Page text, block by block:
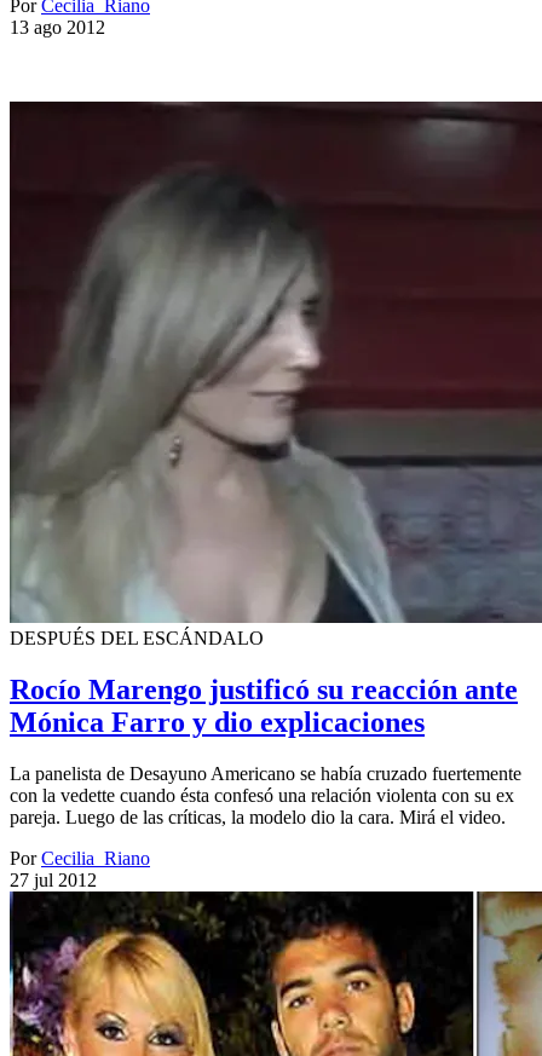
PorCecilia_Riano
13 ago 2012
DESPUÉS DEL ESCÁNDALO
Rocío Marengo justificó su reacción ante
Mónica Farro y dio explicaciones
La panelista de Desayuno Americano se había cruzado fuertemente
con la vedette cuando ésta confesó una relación violenta con su ex
pareja. Luego de las críticas, la modelo dio la cara. Mirá el video.
PorCecilia_Riano
27 jul 2012